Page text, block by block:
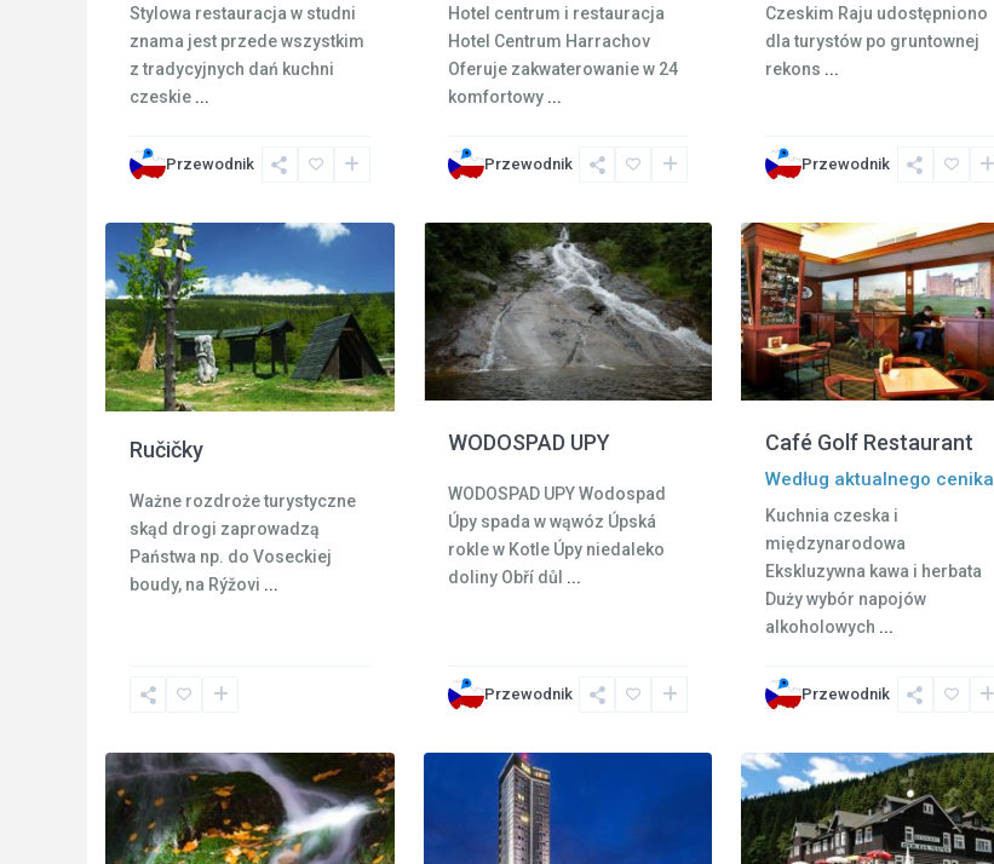
Stylowa restauracja w studni
znama jest przede wszystkim
z tradycyjnych dań kuchni
czeskie ...
Przewodnik
Hotel centrum i restauracja
Hotel Centrum Harrachov
Oferuje zakwaterowanie w 24
komfortowy ...
Przewodnik
Czeskim Raju udostępniono
dla turystów po gruntownej
rekons ...
Przewodnik
nad
Ručičky
Ważne rozdroże turystyczne
skąd drogi zaprowadzą
Państwa np. do Voseckiej
boudy, na Rýžovi ...
WODOSPAD UPY
WODOSPAD UPY Wodospad
Úpy spada w wąwóz Úpská
rokle w Kotle Úpy niedaleko
doliny Obří důl ...
Przewodnik
Café Golf Restaurant
Według aktualnego cenika
Kuchnia czeska i
międzynarodowa
Ekskluzywna kawa i herbata
Duży wybór napojów
alkoholowych ...
Przewodnik
nad
pod
pod